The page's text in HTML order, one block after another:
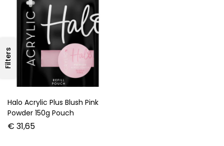
Filters
Halo Acrylic Plus Blush Pink
Powder 150g Pouch
€ 31,65